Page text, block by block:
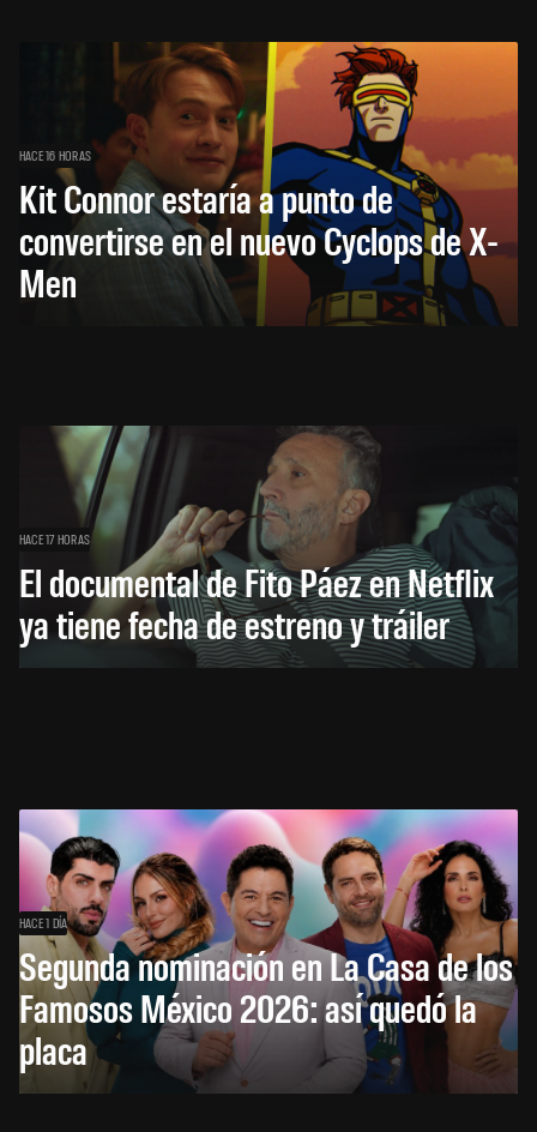
HACE 16 HORAS
Kit Connor estaría a punto de
convertirse en el nuevo Cyclops de X-
Men
HACE 17 HORAS
El documental de Fito Páez en Netflix
ya tiene fecha de estreno y tráiler
HACE 1 DÍA
Segunda nominación en La Casa de los
Famosos México 2026: así quedó la
placa